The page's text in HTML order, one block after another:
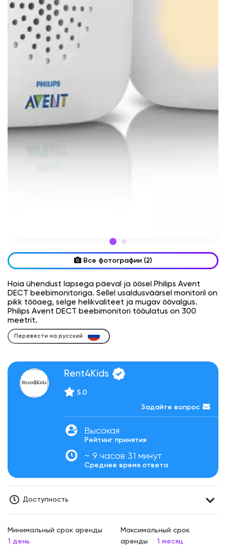
Все фотографии (2)
Hoia ühendust lapsega päeval ja öösel Philips Avent
DECT beebimonitoriga. Sellel usaldusväärsel monitoril on
pikk tööaeg, selge helikvaliteet ja mugav öövalgus.
Philips Avent DECT beebimonitori tööulatus on 300
meetrit.
Перевести на русский
Rent4Kids
5.0
Задайте вопрос
Высокая
Рейтинг принятия
~ 9 часов 31 минут
Среднее время ответа
Доступность
Минимальный срок аренды
1 день
Максимальный срок
аренды
1 месяц